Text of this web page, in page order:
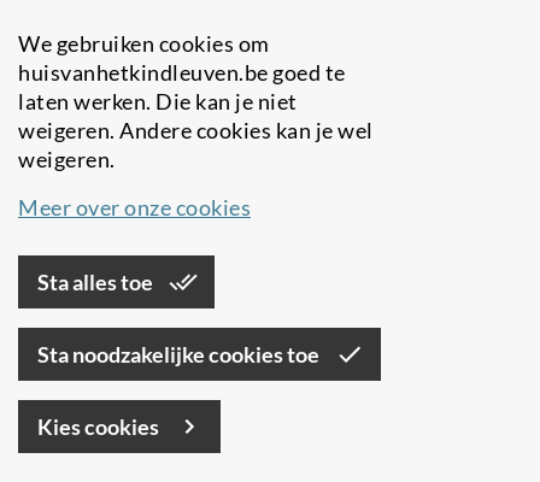
We gebruiken cookies om
huisvanhetkindleuven.be goed te
laten werken. Die kan je niet
weigeren. Andere cookies kan je wel
weigeren.
Meer over onze cookies
Sta alles toe
Sta noodzakelijke cookies toe
Kies cookies